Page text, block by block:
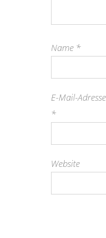
Name *
E-Mail-Adresse
*
Website